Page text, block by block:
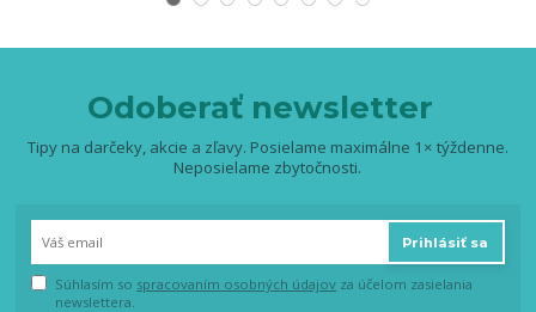
Odoberať newsletter
Tipy na darčeky, akcie a zľavy. Posielame maximálne 1× týždenne.
Neposielame zbytočnosti.
Prihlásiť sa
Súhlasím so spracovaním osobných údajov za účelom zasielania
newslettera.